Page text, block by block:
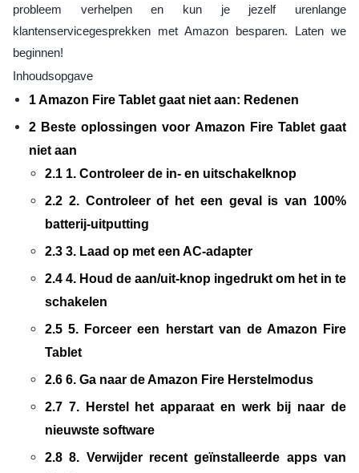
probleem verhelpen en kun je jezelf urenlange
klantenservicegesprekken met Amazon besparen. Laten we
beginnen!
Inhoudsopgave
1 Amazon Fire Tablet gaat niet aan: Redenen
2 Beste oplossingen voor Amazon Fire Tablet gaat
niet aan
2.1 1. Controleer de in- en uitschakelknop
2.2 2. Controleer of het een geval is van 100%
batterij-uitputting
2.3 3. Laad op met een AC-adapter
2.4 4. Houd de aan/uit-knop ingedrukt om het in te
schakelen
2.5 5. Forceer een herstart van de Amazon Fire
Tablet
2.6 6. Ga naar de Amazon Fire Herstelmodus
2.7 7. Herstel het apparaat en werk bij naar de
nieuwste software
2.8 8. Verwijder recent geïnstalleerde apps van